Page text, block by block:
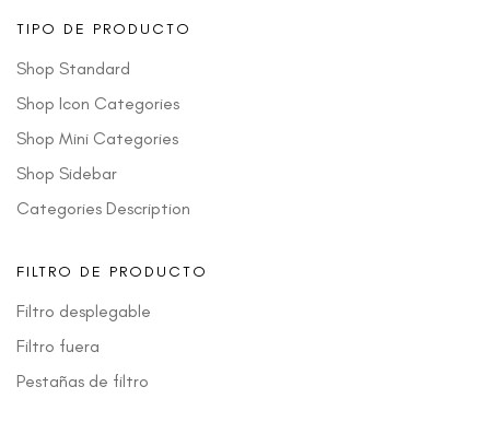
TIPO DE PRODUCTO
Shop Standard
Shop Icon Categories
Shop Mini Categories
Shop Sidebar
Categories Description
FILTRO DE PRODUCTO
Filtro desplegable
Filtro fuera
Pestañas de filtro